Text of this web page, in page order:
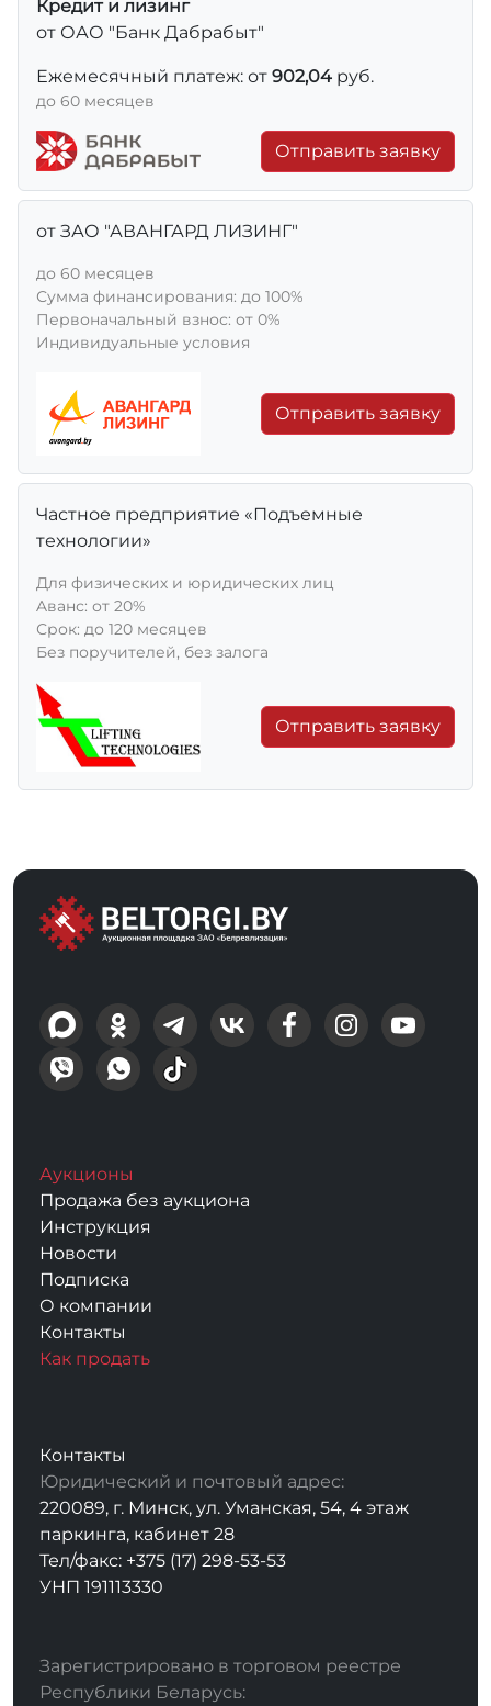
Кредит и лизинг
от ОАО "Банк Дабрабыт"
Ежемесячный платеж: от 902,04 руб.
до 60 месяцев
Отправить заявку
от ЗАО "АВАНГАРД ЛИЗИНГ"
до 60 месяцев
Сумма финансирования: до 100%
Первоначальный взнос: от 0%
Индивидуальные условия
Отправить заявку
Частное предприятие «Подъемные
технологии»
Для физических и юридических лиц
Aванс: от 20%
Срок: до 120 месяцев
Без поручителей, без залога
Отправить заявку
Аукционы
Продажа без аукциона
Инструкция
Новости
Подписка
О компании
Контакты
Как продать
Контакты
Юридический и почтовый адрес:
220089, г. Минск, ул. Уманская, 54, 4 этаж
паркинга, кабинет 28
Тел/факс: +375 (17) 298-53-53
УНП 191113330
Зарегистрировано в торговом реестре
Республики Беларусь: